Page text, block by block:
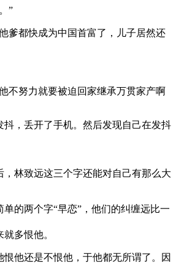
”
爹都快成为中国首富了，儿子居然还
不努力就要被迫回家继承万贯家产啊
抖，丢开了手机。然后发现自己在发抖
，林致远这三个字还能对自己有那么大
的两个字“早恋”，他们的纠缠远比一
多恨他。
他还是不恨他，于他都无所谓了。因